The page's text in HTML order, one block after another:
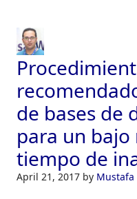
de bases de
para un bajo
tiempo de
April 21, 2017 by Mustafa